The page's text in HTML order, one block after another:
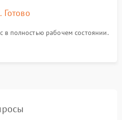
Готово
в полностью рабочем состоянии.